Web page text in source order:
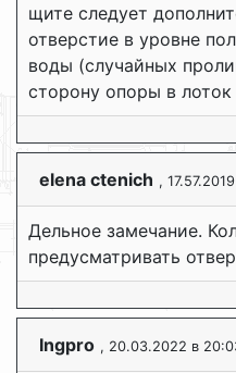
щите следует
отверстие в уровне
воды (случайных
сторону опоры в
elena ctenich ,
Дельное замечание.
предусматривать
Ingpro , 20.03.2022 в